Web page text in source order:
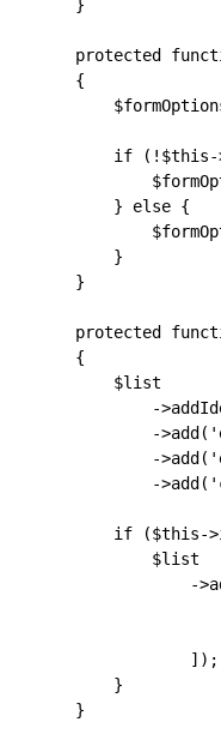
    }
protected
    {
if
        } else {
        }
    }
protected
    {
        $list
-
-
-
-
if ($this-
            $list
-
                ]);
        }
    }